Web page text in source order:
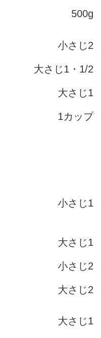
500g
小さじ2
大さじ1・1/2
大さじ1
1カップ
小さじ1
大さじ1
小さじ2
大さじ2
大さじ1